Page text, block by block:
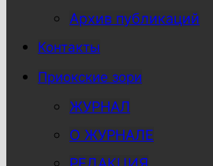
Архив публикаций
Контакты
Приокские зори
ЖУРНАЛ
О ЖУРНАЛЕ